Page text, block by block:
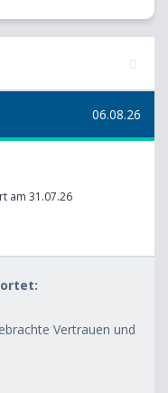
06.08.26
am 31.07.26
Vertrauen und